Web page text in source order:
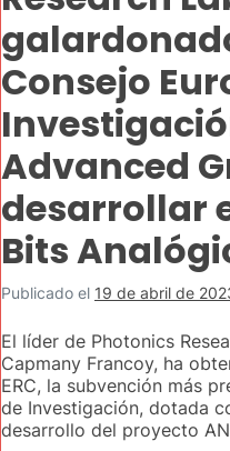
Consejo
Advanced
desarrollar
Bits
Publicado el 19 de abril de
El líder de Photonics
Capmany Francoy, ha
ERC, la subvención más
de Investigación, dotada
desarrollo del proyecto